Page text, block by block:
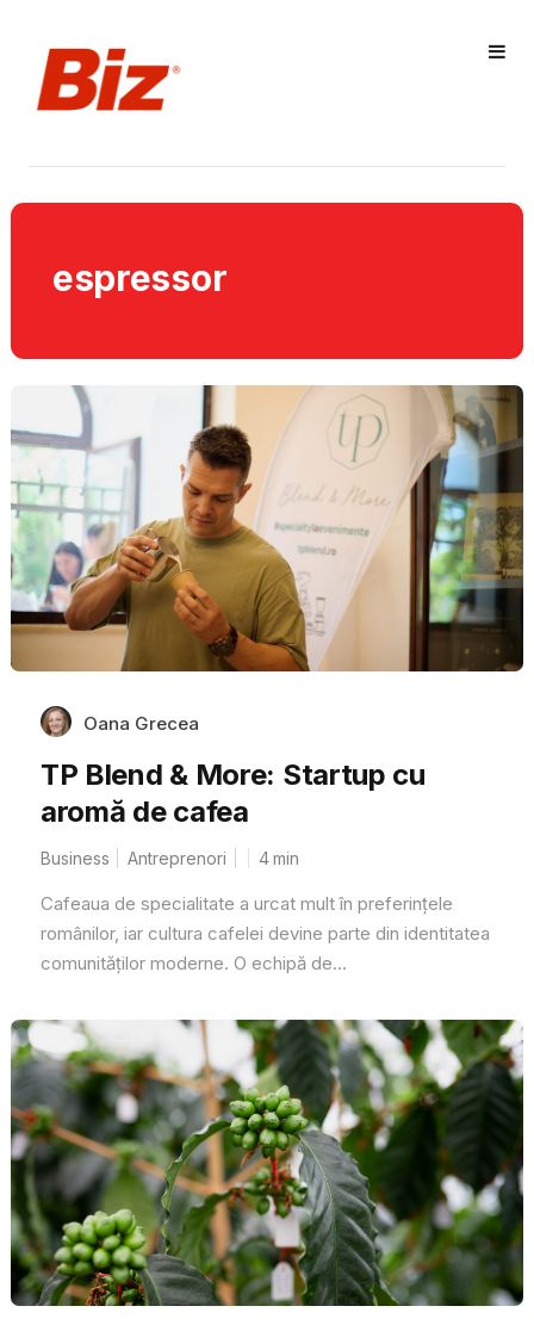
espressor
Oana Grecea
TP Blend & More: Startup cu
aromă de cafea
Business Antreprenori 4min
Cafeaua de specialitate a urcat mult în preferințele
românilor, iar cultura cafelei devine parte din identitatea
comunităților moderne. O echipă de...